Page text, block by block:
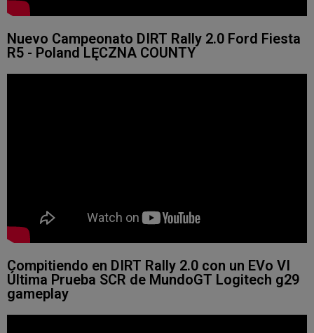
Nuevo Campeonato DIRT Rally 2.0 Ford Fiesta
R5 - Poland LĘCZNA COUNTY
Compitiendo en DIRT Rally 2.0 con un EVo VI
Última Prueba SCR de MundoGT Logitech g29
gameplay